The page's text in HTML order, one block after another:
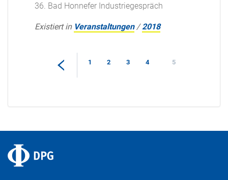
36. Bad Honnefer Industriegespräch
Existiert in Veranstaltungen /2018
1 2 3 4 5